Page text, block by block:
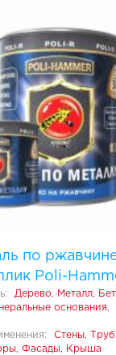
по
Poli-
Дерево, Металл,
основания,
Стены,
Фасады, Крыша